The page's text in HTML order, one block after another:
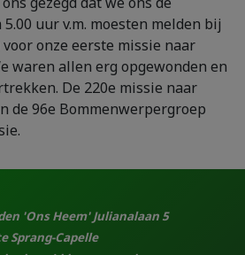
uur v.m. moesten melden bij
onze eerste missie naar
waren allen erg opgewonden en
De 220e missie naar
de 96e Bommenwerpergroep
'Ons Heem' Julianalaan 5
Sprang-Capelle